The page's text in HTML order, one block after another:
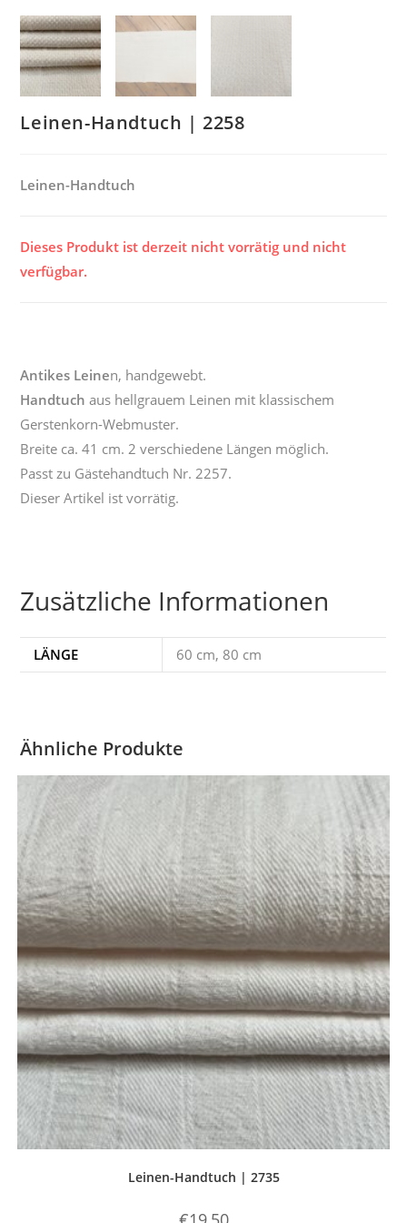
Leinen-Handtuch | 2258
Leinen-Handtuch
Dieses Produkt ist derzeit nicht vorrätig und nicht
verfügbar.
Antikes Leinen, handgewebt.
Handtuch aus hellgrauem Leinen mit klassischem
Gerstenkorn-Webmuster.
Breite ca. 41 cm. 2 verschiedene Längen möglich.
Passt zu Gästehandtuch Nr. 2257.
Dieser Artikel ist vorrätig.
Zusätzliche Informationen
LÄNGE 60 cm, 80 cm
Ähnliche Produkte
Leinen-Handtuch | 2735